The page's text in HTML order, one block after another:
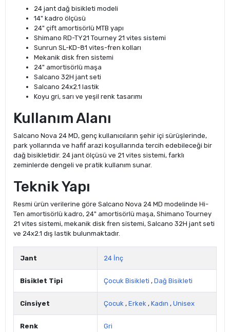
24 jant dağ bisikleti modeli
14" kadro ölçüsü
24" çift amortisörlü MTB yapı
Shimano RD-TY21 Tourney 21 vites sistemi
Sunrun SL-KD-81 vites-fren kolları
Mekanik disk fren sistemi
24" amortisörlü maşa
Salcano 32H jant seti
Salcano 24x2.1 lastik
Koyu gri, sarı ve yeşil renk tasarımı
Kullanım Alanı
Salcano Nova 24 MD, genç kullanıcıların şehir içi sürüşlerinde,
park yollarında ve hafif arazi koşullarında tercih edebileceği bir
dağ bisikletidir. 24 jant ölçüsü ve 21 vites sistemi, farklı
zeminlerde dengeli ve pratik kullanım sunar.
Teknik Yapı
Resmi ürün verilerine göre Salcano Nova 24 MD modelinde Hi-
Ten amortisörlü kadro, 24" amortisörlü maşa, Shimano Tourney
21 vites sistemi, mekanik disk fren sistemi, Salcano 32H jant seti
ve 24x2.1 dış lastik bulunmaktadır.
Jant 24 İnç
Bisiklet Tipi Çocuk Bisikleti , Dağ Bisikleti
Cinsiyet Çocuk , Erkek , Kadın , Unisex
Renk Gri